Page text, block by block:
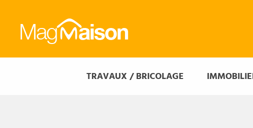
Mag
Maison
TRAVAUX / BRICOLAGE